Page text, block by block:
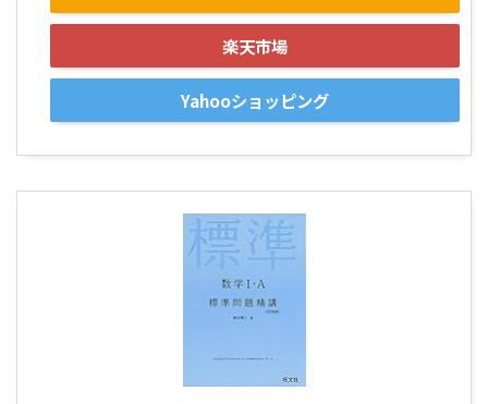
楽天市場
Yahooショッピング